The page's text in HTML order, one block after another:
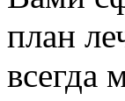
план
всегда